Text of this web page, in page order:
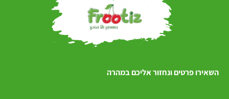
השאירו פרטים ונחזור אליכם במהרה